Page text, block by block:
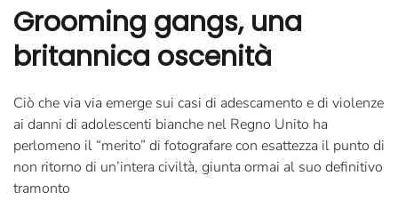
Grooming gangs, una
britannica oscenità
Ciò che via via emerge sui casi di adescamento e di violenze
ai danni di adolescenti bianche nel Regno Unito ha
perlomeno il “merito” di fotografare con esattezza il punto di
non ritorno di un’intera civiltà, giunta ormai al suo definitivo
tramonto